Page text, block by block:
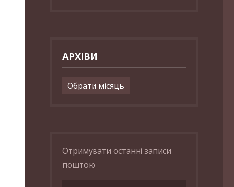
АРХІВИ
Архіви
Отримувати останні записи
поштою